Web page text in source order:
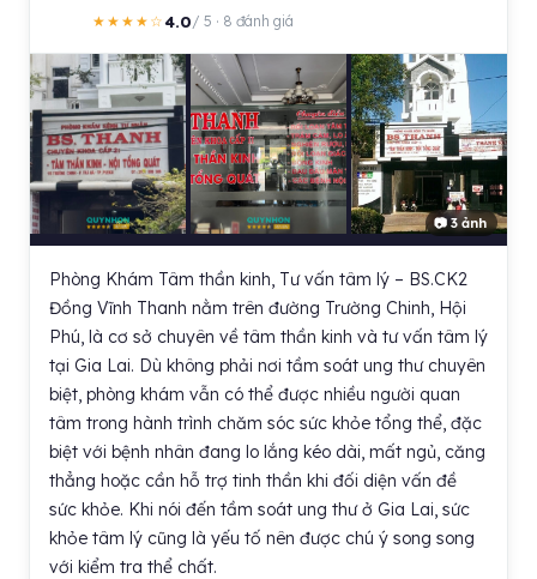
★★★★☆4.0/ 5 · 8 đánh giá
📷 3 ảnh
Phòng Khám Tâm thần kinh, Tư vấn tâm lý – BS.CK2
Đồng Vĩnh Thanh nằm trên đường Trường Chinh, Hội
Phú, là cơ sở chuyên về tâm thần kinh và tư vấn tâm lý
tại Gia Lai. Dù không phải nơi tầm soát ung thư chuyên
biệt, phòng khám vẫn có thể được nhiều người quan
tâm trong hành trình chăm sóc sức khỏe tổng thể, đặc
biệt với bệnh nhân đang lo lắng kéo dài, mất ngủ, căng
thẳng hoặc cần hỗ trợ tinh thần khi đối diện vấn đề
sức khỏe. Khi nói đến tầm soát ung thư ở Gia Lai, sức
khỏe tâm lý cũng là yếu tố nên được chú ý song song
với kiểm tra thể chất.